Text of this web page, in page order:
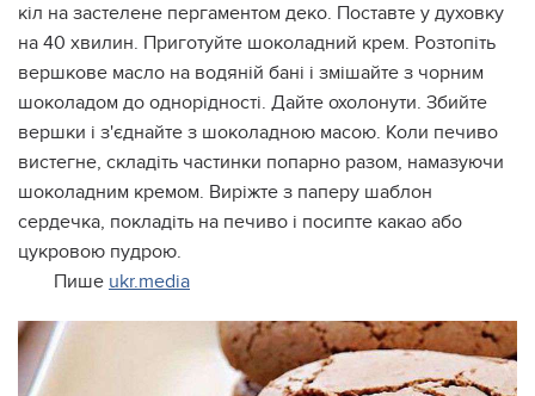
кіл на застелене пергаментом деко. Поставте у духовку
на 40 хвилин. Приготуйте шоколадний крем. Розтопіть
вершкове масло на водяній бані і змішайте з чорним
шоколадом до однорідності. Дайте охолонути. Збийте
вершки і з'єднайте з шоколадною масою. Коли печиво
вистегне, складіть частинки попарно разом, намазуючи
шоколадним кремом. Виріжте з паперу шаблон
сердечка, покладіть на печиво і посипте какао або
цукровою пудрою.
Пише ukr.media